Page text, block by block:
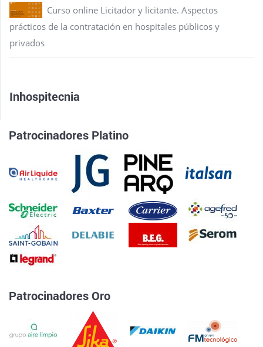
Curso online Licitador y licitante. Aspectos
prácticos de la contratación en hospitales públicos y
privados
Inhospitecnia
Patrocinadores Platino
Patrocinadores Oro